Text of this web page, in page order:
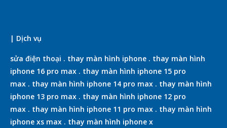
| Dịch vụ
sửa điện thoại . thay màn hình iphone . thay màn hình
iphone 16 pro max . thay màn hình iphone 15 pro
max . thay màn hình iphone 14 pro max . thay màn hình
iphone 13 pro max . thay màn hình iphone 12 pro
max . thay màn hình iphone 11 pro max . thay màn hình
iphone xs max . thay màn hình iphone x